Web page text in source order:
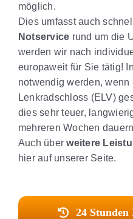
möglich.
Dies umfasst auch
Notservice rund um die
werden wir nach
europaweit für Sie tätig!
notwendig werden,
Lenkradschloss (ELV)
dies sehr teuer,
mehreren Wochen
Auch überweitere
hier auf unserer Seite.
24 Stunden